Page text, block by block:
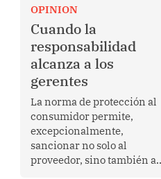
Más allá de su dimensión
religiosa, esta gira
representa una oportunidad
para reafirmar el valor del
diálogo, fortalecer los
vínculos entre los pueblos y
proyectar una imagen de
cooperación en una región
que enfrenta desafíos en
materia de desarrollo,
cohesión social y
gobernabilidad.
OPINION
Cuando la
responsabilidad
alcanza a los
gerentes
La norma de protección al
consumidor permite,
excepcionalmente,
sancionar no solo al
proveedor, sino también a